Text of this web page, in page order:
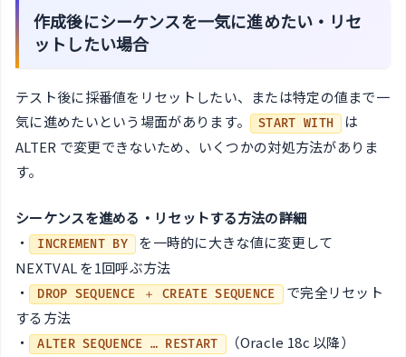
作成後にシーケンスを一気に進めたい・リセ
ットしたい場合
テスト後に採番値をリセットしたい、または特定の値まで一
気に進めたいという場面があります。 START WITH
は
ALTER で変更できないため、いくつかの対処方法がありま
す。
シーケンスを進める・リセットする方法の詳細
・
INCREMENT BY を一時的に大きな値に変更して
NEXTVAL を1回呼ぶ方法
・
DROP SEQUENCE ＋ CREATE SEQUENCE
で完全リセット
する方法
・ ALTER SEQUENCE … RESTART （Oracle 18c 以降）